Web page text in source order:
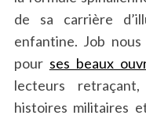
de sa carrière
enfantine. Job
pour ses beaux
lecteurs
histoires militaires